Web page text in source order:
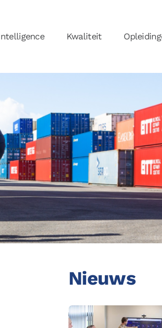
Neem contact op
+31 (0)85 070
facebook
Kwaliteit
Nieuws